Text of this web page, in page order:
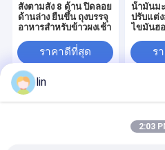
สั่งตามสั่ง 8 ด้าน ปิดลอย
ด้านล่าง ยืนขึ้น ถุงบรรจุ
อาหารสําหรับข้าวผงเช้า
ราคาดีที่สุด
น้ํามันม
ปรับแต่
ไขมันฮ
Mylar ถุ
ร
แผนผังเว็บไซต์
นโยบ
lin
2:03